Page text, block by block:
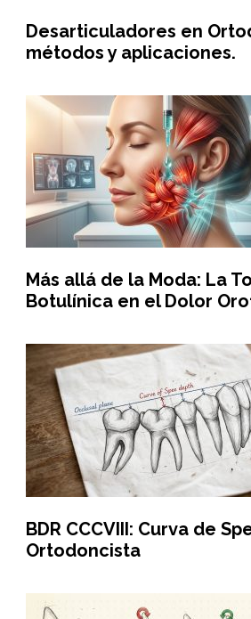
Desarticuladores en
métodos y aplicaciones.
Más allá de la Moda: La
Botulínica en el Dolor
BDR CCCVIII: Curva de
Ortodoncista